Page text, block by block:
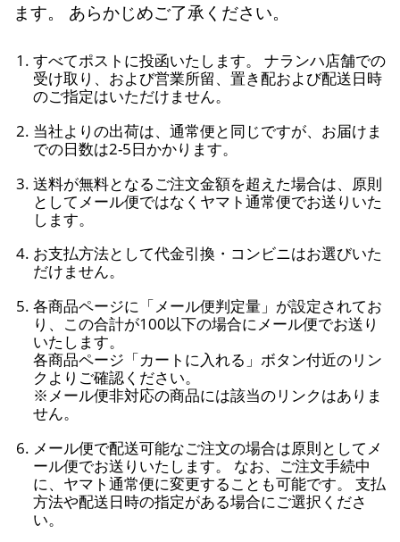
ます。 あらかじめご了承ください。
すべてポストに投函いたします。 ナランハ店舗での
受け取り、および営業所留、置き配および配送日時
のご指定はいただけません。
当社よりの出荷は、通常便と同じですが、お届けま
での日数は2-5日かかります。
送料が無料となるご注文金額を超えた場合は、原則
としてメール便ではなくヤマト通常便でお送りいた
します。
お支払方法として代金引換・コンビニはお選びいた
だけません。
各商品ページに「メール便判定量」が設定されてお
り、この合計が100以下の場合にメール便でお送り
いたします。
各商品ページ「カートに入れる」ボタン付近のリン
クよりご確認ください。
※メール便非対応の商品には該当のリンクはありま
せん。
メール便で配送可能なご注文の場合は原則としてメ
ール便でお送りいたします。 なお、ご注文手続中
に、ヤマト通常便に変更することも可能です。 支払
方法や配送日時の指定がある場合にご選択くださ
い。